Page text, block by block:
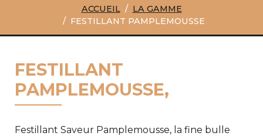
ACCUEIL
LA GAMME
FESTILLANT PAMPLEMOUSSE
FESTILLANT
PAMPLEMOUSSE,
Festillant Saveur Pamplemousse, la fine bulle